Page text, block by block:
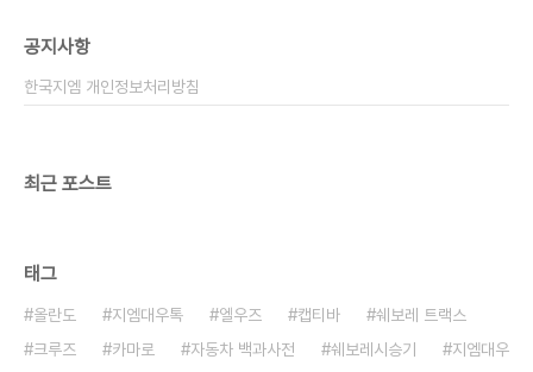
공지사항
한국지엠 개인정보처리방침
최근 포스트
태그
올란도 지엠대우톡 엘우즈 캡티바
쉐보레 트랙스
크루즈
카마로 자동차 백과사전 쉐보레시승기
지엠대우